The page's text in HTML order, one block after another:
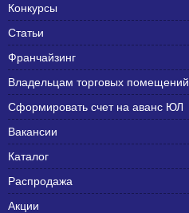
Конкурсы
Статьи
Франчайзинг
Владельцам торговых помещений
Сформировать счет на аванс ЮЛ
Вакансии
Каталог
Распродажа
Акции